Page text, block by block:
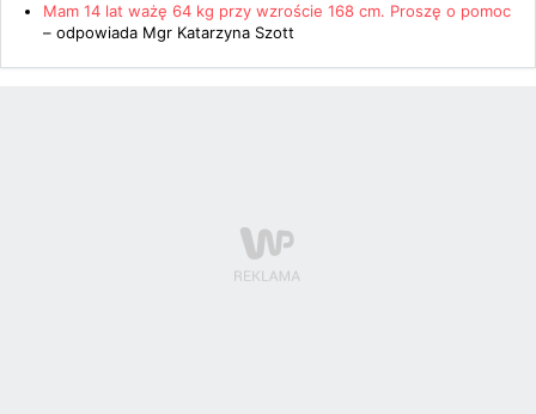
Mam 14 lat ważę 64 kg przy wzroście 168 cm. Proszę o pomoc
– odpowiada Mgr Katarzyna Szott